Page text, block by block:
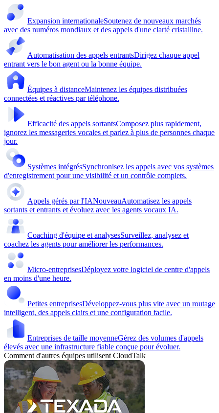
Expansion internationaleSoutenez de nouveaux marchés
avec des numéros mondiaux et des appels d'une clarté cristalline.
Automatisation des appels entrantsDirigez chaque appel
entrant vers le bon agent ou la bonne équipe.
Équipes à distanceMaintenez les équipes distribuées
connectées et réactives par téléphone.
Efficacité des appels sortantsComposez plus rapidement,
ignorez les messageries vocales et parlez à plus de personnes chaque
jour.
Systèmes intégrésSynchronisez les appels avec vos systèmes
d'enregistrement pour une visibilité et un contrôle complets.
Appels gérés par l'IANouveauAutomatisez les appels
sortants et entrants et évoluez avec les agents vocaux IA.
Coaching d'équipe et analysesSurveillez, analysez et
coachez les agents pour améliorer les performances.
Micro-entreprisesDéployez votre logiciel de centre d'appels
en moins d'une heure.
Petites entreprisesDéveloppez-vous plus vite avec un routage
intelligent, des appels clairs et une configuration facile.
Entreprises de taille moyenneGérez des volumes d'appels
élevés avec une infrastructure fiable conçue pour évoluer.
Comment d'autres équipes utilisent CloudTalk